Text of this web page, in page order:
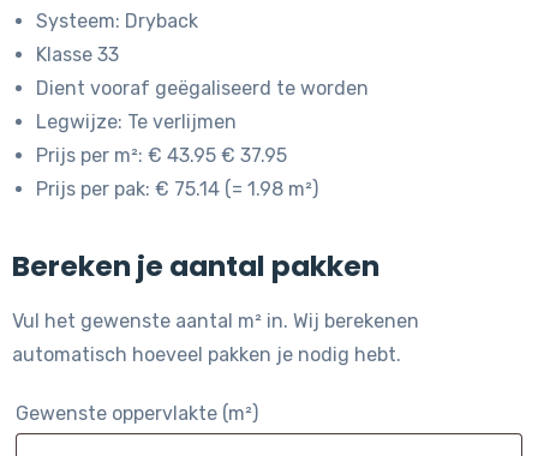
Systeem: Dryback
Klasse 33
Dient vooraf geëgaliseerd te worden
Legwijze: Te verlijmen
Prijs per m²: € 43.95 € 37.95
Prijs per pak: € 75.14 (= 1.98 m²)
Bereken je aantal pakken
Vul het gewenste aantal m² in. Wij berekenen
automatisch hoeveel pakken je nodig hebt.
Gewenste oppervlakte (m²)